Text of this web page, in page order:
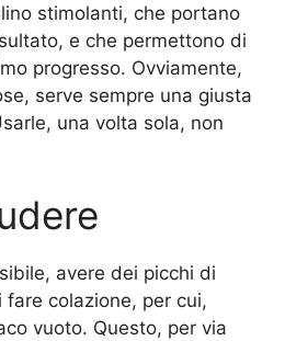
stimolanti, che portano
e che permettono di
progresso. Ovviamente,
serve sempre una giusta
una volta sola, non
avere dei picchi di
colazione, per cui,
vuoto. Questo, per via